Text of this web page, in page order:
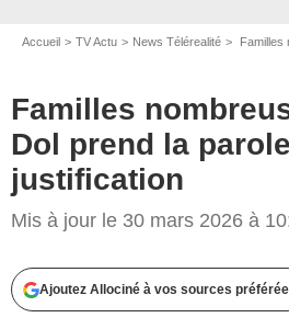
Accueil TV Actu News Télérealité Familles
Familles
Dol prend la
justification
Mis à jour le 30 mars 2026 à
Ajoutez Allociné à vos sources